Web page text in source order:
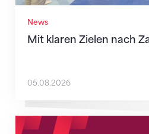
News
Mit klaren Zielen nach
05.08.2026
Neue Empfangszeiten ab 1.